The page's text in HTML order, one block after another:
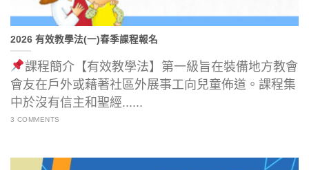
2026 有效教學法(一)春季課程報名
課程簡介【有效教學法】第一級旨在裝備地方教會
會友在戶外或藉著社區外展事工向兒童佈道。課程集
中於沒有信主和聖經......
3 COMMENTS